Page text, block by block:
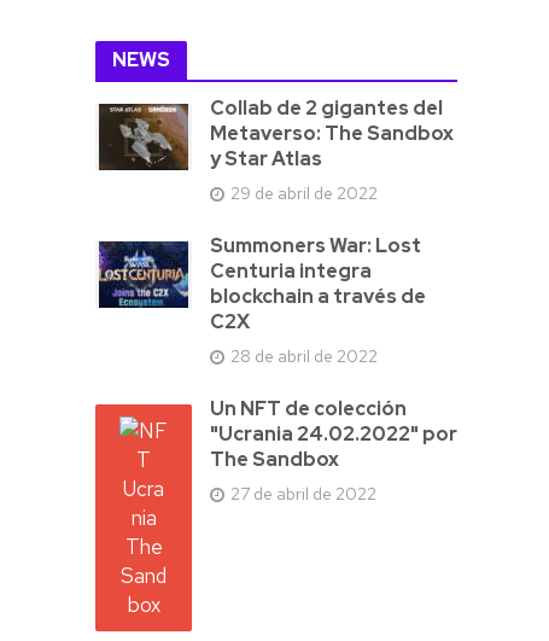
NEWS
Collab de 2 gigantes del
Metaverso: The Sandbox
y Star Atlas
29 de abril de 2022
Summoners War: Lost
Centuria integra
blockchain a través de
C2X
28 de abril de 2022
Un NFT de colección
"Ucrania 24.02.2022" por
The Sandbox
27 de abril de 2022